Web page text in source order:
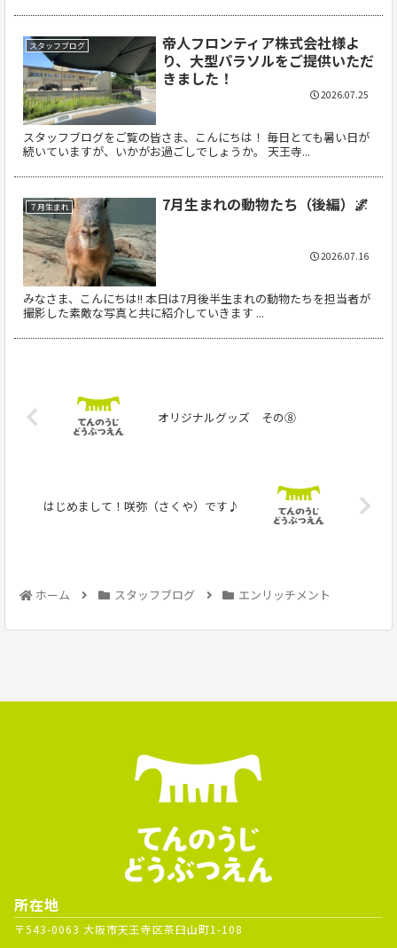
スタッフブログ
帝人フロンティア株式会社様よ
り、大型パラソルをご提供いただ
きました！
スタッフブログをご覧の皆さま、こんにちは！ 毎日とても暑い日が
続いていますが、いかがお過ごしでしょうか。 天王寺...
2026.07.25
７月生まれ 7月生まれの動物たち（後編）🌌
みなさま、こんにちは!! 本日は7月後半生まれの動物たちを担当者が
撮影した素敵な写真と共に紹介していきます ...
2026.07.16
オリジナルグッズ その⑧
はじめまして！咲弥（さくや）です♪
ホーム スタッフブログ エンリッチメント
所在地
〒543-0063 大阪市天王寺区茶臼山町1-108